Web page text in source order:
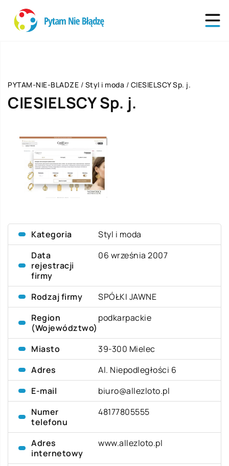
PYTAM-NIE-BLADZE / Styl i moda / CIESIELSCY Sp. j.
CIESIELSCY Sp. j.
Kategoria
Styl i moda
Data
rejestracji
firmy
06 września 2007
Rodzaj firmy
SPÓŁKI JAWNE
Region
(Województwo)
podkarpackie
Miasto
39-300 Mielec
Adres
Al. Niepodległości 6
E-mail
biuro@allezloto.pl
Numer
telefonu
48177805555
Adres
internetowy
www.allezloto.pl